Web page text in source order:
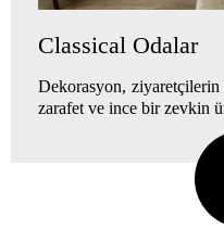
Classical Odalar
Dekorasyon, ziyaretçilerin
zarafet ve ince bir zevkin